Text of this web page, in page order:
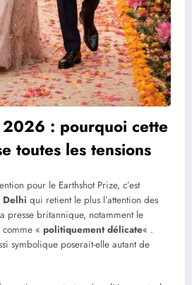
: pourquoi cette
toutes les tensions
pour le Earthshot Prize, c’est
Delhi qui retient le plus l’attention des
presse britannique, notamment le
« politiquement délicate« .
symbolique poserait-elle autant de